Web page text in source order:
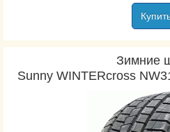
Зимние
Sunny WINTERcross